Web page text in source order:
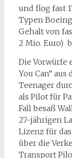
und flog fast
Typen Boeing
Gehalt von
2 Mio. Euro)
Die Vorwürfe
You Can“
Teenager
als Pilot für
Fall besaß
27-jährigen
Lizenz für
über die
Transport